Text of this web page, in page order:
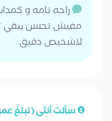
راحه تامه و
مفيش تحسن يبقي
لاشخيص دقيق
سألت أنثى (تبلغ عمرها